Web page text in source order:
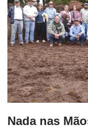
Nada nas